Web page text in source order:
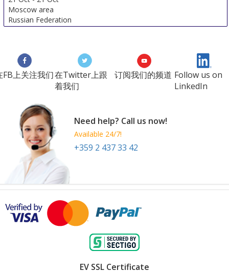
Moscow area
Russian Federation
FB上关注我们在Twitter上跟
着我们
订阅我们的频道 Follow us on
LinkedIn
Need help? Call us now!
Available 24/7!
+359 2 437 33 42
EV SSL Certificate